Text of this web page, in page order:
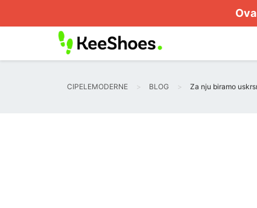
CIPELEMODERNE BLOG Za nju biramo